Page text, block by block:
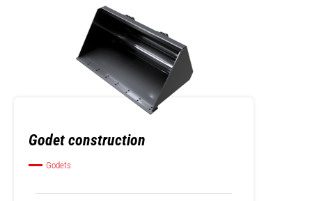
Godet construction
Godets